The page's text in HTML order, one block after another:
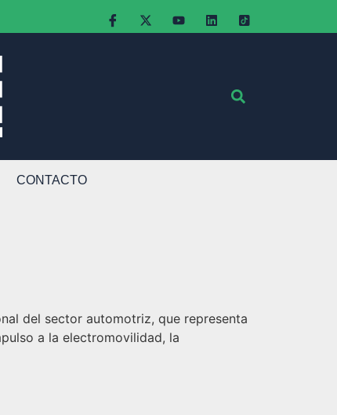
CONTACTO
del sector automotriz, que representa
a la electromovilidad, la